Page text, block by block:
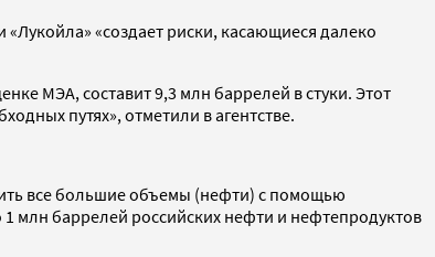
«создает риски, касающиеся далеко
МЭА, составит 9,3 млн баррелей в стуки. Этот
путях», отметили в агентстве.
все большие объемы (нефти) с помощью
млн баррелей российских нефти и нефтепродуктов